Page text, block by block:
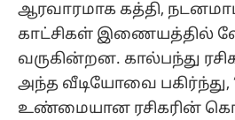
ஆரவாரமாக கத்தி,
காட்சிகள் இணையத்தில்
வருகின்றன. கால்பந்து
அந்த வீடியோவை பகிர்ந்து,
உண்மையான ரசிகரின்